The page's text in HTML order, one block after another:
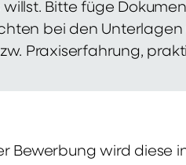
willst. Bitte füge
bei den
Praxiserfahrung,
Bewerbung wird diese